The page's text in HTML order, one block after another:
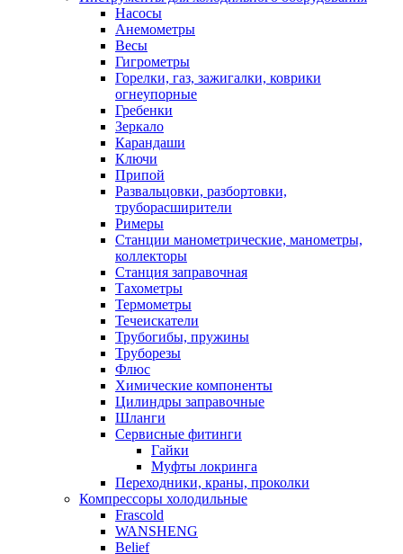
Насосы
Анемометры
Весы
Гигрометры
Горелки, газ, зажигалки, коврики
огнеупорные
Гребенки
Зеркало
Карандаши
Ключи
Припой
Развальцовки, разбортовки,
труборасширители
Римеры
Станции манометрические, манометры,
коллекторы
Станция заправочная
Тахометры
Термометры
Течеискатели
Трубогибы, пружины
Труборезы
Флюс
Химические компоненты
Цилиндры заправочные
Шланги
Сервисные фитинги
Гайки
Муфты локринга
Переходники, краны, проколки
Компрессоры холодильные
Frascold
WANSHENG
Belief